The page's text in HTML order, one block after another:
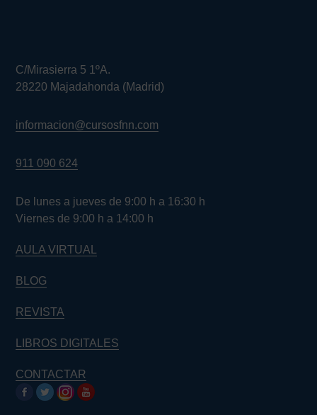
C/Mirasierra 5 1ºA.
28220 Majadahonda (Madrid)
informacion@cursosfnn.com
911 090 624
De lunes a jueves de 9:00 h a 16:30 h
Viernes de 9:00 h a 14:00 h
AULA VIRTUAL
BLOG
REVISTA
LIBROS DIGITALES
CONTACTAR